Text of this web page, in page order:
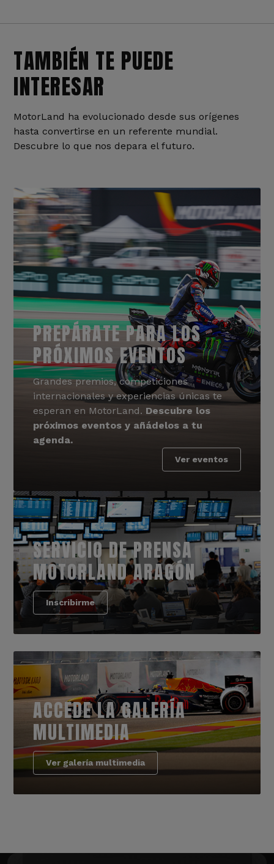
TAMBIÉN TE PUEDE
INTERESAR
MotorLand ha evolucionado desde sus orígenes
hasta convertirse en un referente mundial.
Descubre lo que nos depara el futuro.
PREPÁRATE PARA LOS
PRÓXIMOS EVENTOS
Grandes premios, competiciones
internacionales y experiencias únicas te
esperan en MotorLand. Descubre los
próximos eventos y añádelos a tu
agenda.
Ver eventos
SERVICIO DE PRENSA
MOTORLAND ARAGÓN
Inscribirme
ACCEDE LA GALERÍA
MULTIMEDIA
Ver galería multimedia